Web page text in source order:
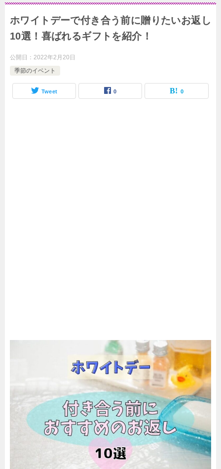
ホワイトデーで付き合う前に贈りたいお返し
10選！喜ばれるギフトを紹介！
公開日： 2022年2月20日
季節のイベント
Tweet 0 0